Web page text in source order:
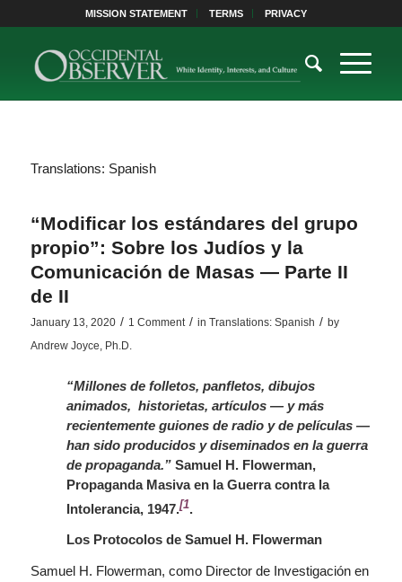
MISSION STATEMENT TERMS PRIVACY
Translations: Spanish
“Modificar los estándares del grupo
propio”: Sobre los Judíos y la
Comunicación de Masas — Parte II
de II
January 13, 2020 / 1 Comment / in Translations: Spanish / by
Andrew Joyce, Ph.D.
“Millones de folletos, panfletos, dibujos
animados, historietas, artículos — y más
recientemente guiones de radio y de películas —
han sido producidos y diseminados en la guerra
de propaganda.” Samuel H. Flowerman,
Propaganda Masiva en la Guerra contra la
Intolerancia, 1947.[1.
Los Protocolos de Samuel H. Flowerman
Samuel H. Flowerman, como Director de Investigación en